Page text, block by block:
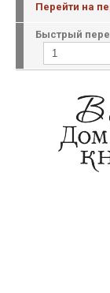
Перейти на
Быстрый